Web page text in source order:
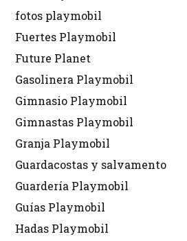
fotos playmobil
Fuertes Playmobil
Future Planet
Gasolinera Playmobil
Gimnasio Playmobil
Gimnastas Playmobil
Granja Playmobil
Guardacostas y salvamento
Guardería Playmobil
Guías Playmobil
Hadas Playmobil